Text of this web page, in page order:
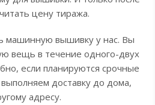
цену тиража.
машинную вышивку у нас. Вы
вещь в течение одного-двух
если планируются срочные
доставку до дома,
адресу.